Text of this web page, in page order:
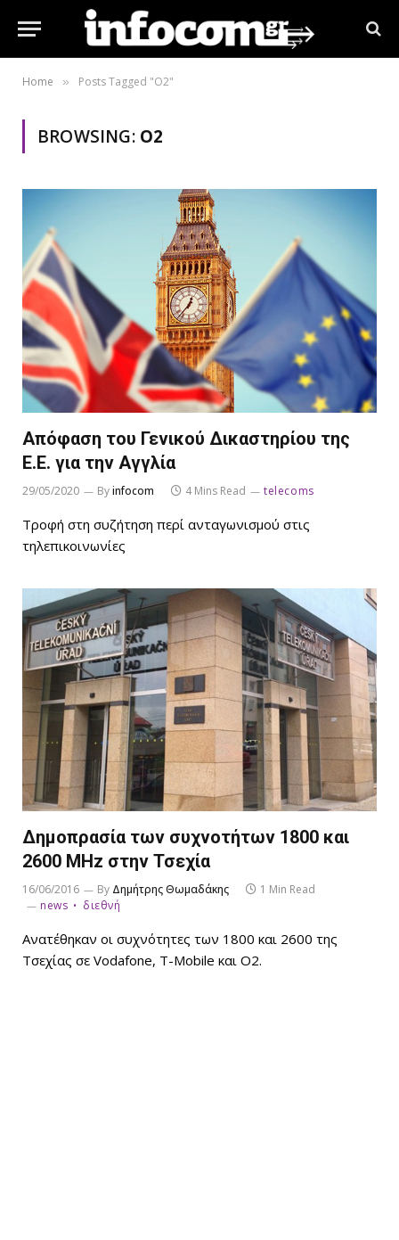
Home » Posts Tagged "O2"
BROWSING: O2
Απόφαση του Γενικού Δικαστηρίου της
Ε.Ε. για την Αγγλία
29/05/2020 Byinfocom 4 Mins Read telecoms
Τροφή στη συζήτηση περί ανταγωνισμού στις
τηλεπικοινωνίες
Δημοπρασία των συχνοτήτων 1800 και
2600 MHz στην Τσεχία
16/06/2016 By Δημήτρης Θωμαδάκης
1 Min Read
news
διεθνή
Ανατέθηκαν οι συχνότητες των 1800 και 2600 της
Τσεχίας σε Vodafone, T-Mobile και O2.